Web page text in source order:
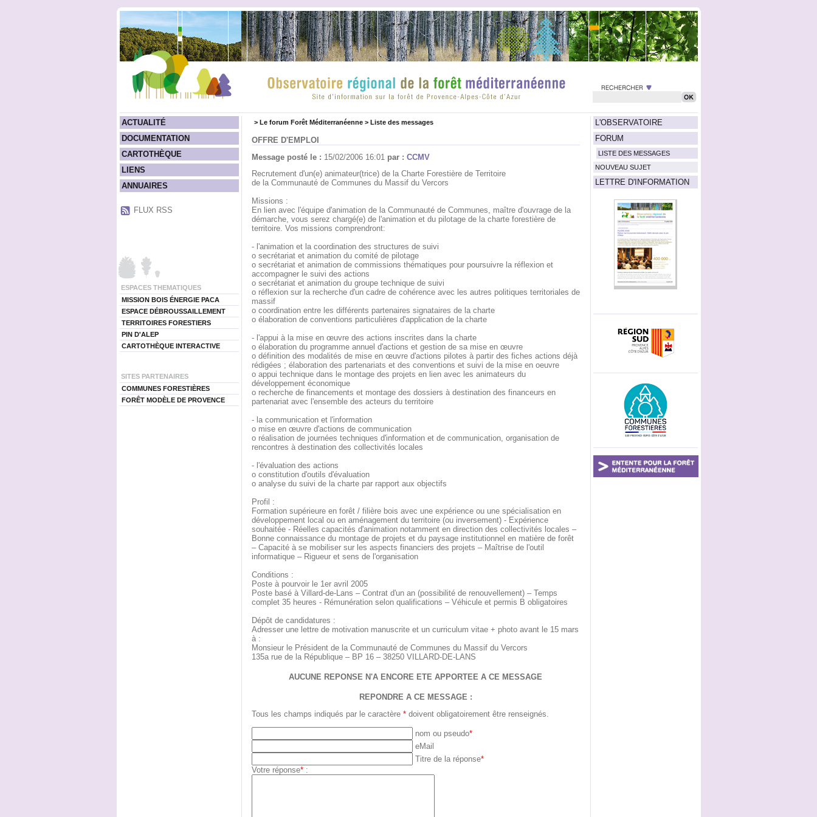
ACTUALITÉ
DOCUMENTATION
CARTOTHÈQUE
LIENS
ANNUAIRES
FLUX RSS
ESPACES THEMATIQUES
MISSION BOIS ÉNERGIE PACA
ESPACE DÉBROUSSAILLEMENT
TERRITOIRES FORESTIERS
PIN D'ALEP
CARTOTHÈQUE INTERACTIVE
SITES PARTENAIRES
COMMUNES FORESTIÈRES
FORÊT MODÈLE DE PROVENCE
L'OBSERVATOIRE
FORUM
LISTE DES MESSAGES
NOUVEAU SUJET
LETTRE D'INFORMATION
> Le forum Forêt Méditerranéenne> Liste des messages
OFFRE D'EMPLOI
Message posté le : 15/02/2006 16:01 par : CCMV
Recrutement d'un(e) animateur(trice) de la Charte Forestière de Territoire
de la Communauté de Communes du Massif du Vercors
Missions :
En lien avec l'équipe d'animation de la Communauté de Communes, maître d'ouvrage de la
démarche, vous serez chargé(e) de l'animation et du pilotage de la charte forestière de
territoire. Vos missions comprendront:
- l'animation et la coordination des structures de suivi
o secrétariat et animation du comité de pilotage
o secrétariat et animation de commissions thématiques pour poursuivre la réflexion et
accompagner le suivi des actions
o secrétariat et animation du groupe technique de suivi
o réflexion sur la recherche d'un cadre de cohérence avec les autres politiques territoriales de
massif
o coordination entre les différents partenaires signataires de la charte
o élaboration de conventions particulières d'application de la charte
- l'appui à la mise en œuvre des actions inscrites dans la charte
o élaboration du programme annuel d'actions et gestion de sa mise en œuvre
o définition des modalités de mise en œuvre d'actions pilotes à partir des fiches actions déjà
rédigées ; élaboration des partenariats et des conventions et suivi de la mise en oeuvre
o appui technique dans le montage des projets en lien avec les animateurs du
développement économique
o recherche de financements et montage des dossiers à destination des financeurs en
partenariat avec l'ensemble des acteurs du territoire
- la communication et l'information
o mise en œuvre d'actions de communication
o réalisation de journées techniques d'information et de communication, organisation de
rencontres à destination des collectivités locales
- l'évaluation des actions
o constitution d'outils d'évaluation
o analyse du suivi de la charte par rapport aux objectifs
Profil :
Formation supérieure en forêt / filière bois avec une expérience ou une spécialisation en
développement local ou en aménagement du territoire (ou inversement) - Expérience
souhaitée - Réelles capacités d'animation notamment en direction des collectivités locales –
Bonne connaissance du montage de projets et du paysage institutionnel en matière de forêt
– Capacité à se mobiliser sur les aspects financiers des projets – Maîtrise de l'outil
informatique – Rigueur et sens de l'organisation
Conditions :
Poste à pourvoir le 1er avril 2005
Poste basé à Villard-de-Lans – Contrat d'un an (possibilité de renouvellement) – Temps
complet 35 heures - Rémunération selon qualifications – Véhicule et permis B obligatoires
Dépôt de candidatures :
Adresser une lettre de motivation manuscrite et un curriculum vitae + photo avant le 15 mars
à :
Monsieur le Président de la Communauté de Communes du Massif du Vercors
135a rue de la République – BP 16 – 38250 VILLARD-DE-LANS
AUCUNE REPONSE N'A ENCORE ETE APPORTEE A CE MESSAGE
REPONDRE A CE MESSAGE :
Tous les champs indiqués par le caractère *doivent obligatoirement être renseignés.
nom ou pseudo*
eMail
Titre de la réponse*
Votre réponse*: